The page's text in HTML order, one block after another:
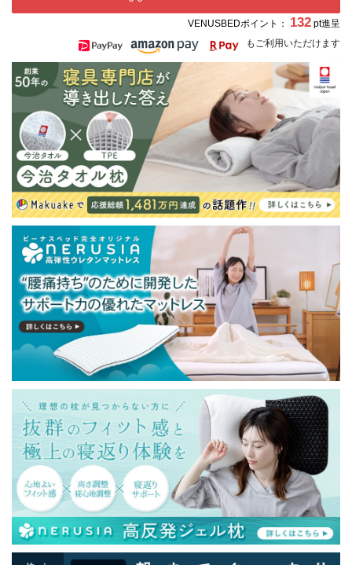
VENUSBEDポイント： 132 pt進呈
もご利用いただけます